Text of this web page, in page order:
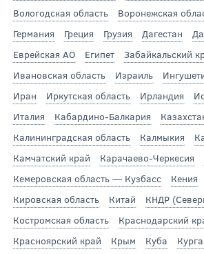
Вологодская область
Воронежская
Германия
Греция Грузия Дагестан
Еврейская АО
Египет
Забайкальский
Ивановская область
Израиль
Иран
Иркутская область Ирландия
Италия
Кабардино-Балкария
Калининградская область
Калмыкия
Камчатский край
Карачаево-Черкесия
Кемеровская область — Кузбасс
Кения
Кировская область
Китай КНДР
Костромская область
Краснодарский
Красноярский край
Крым Куба